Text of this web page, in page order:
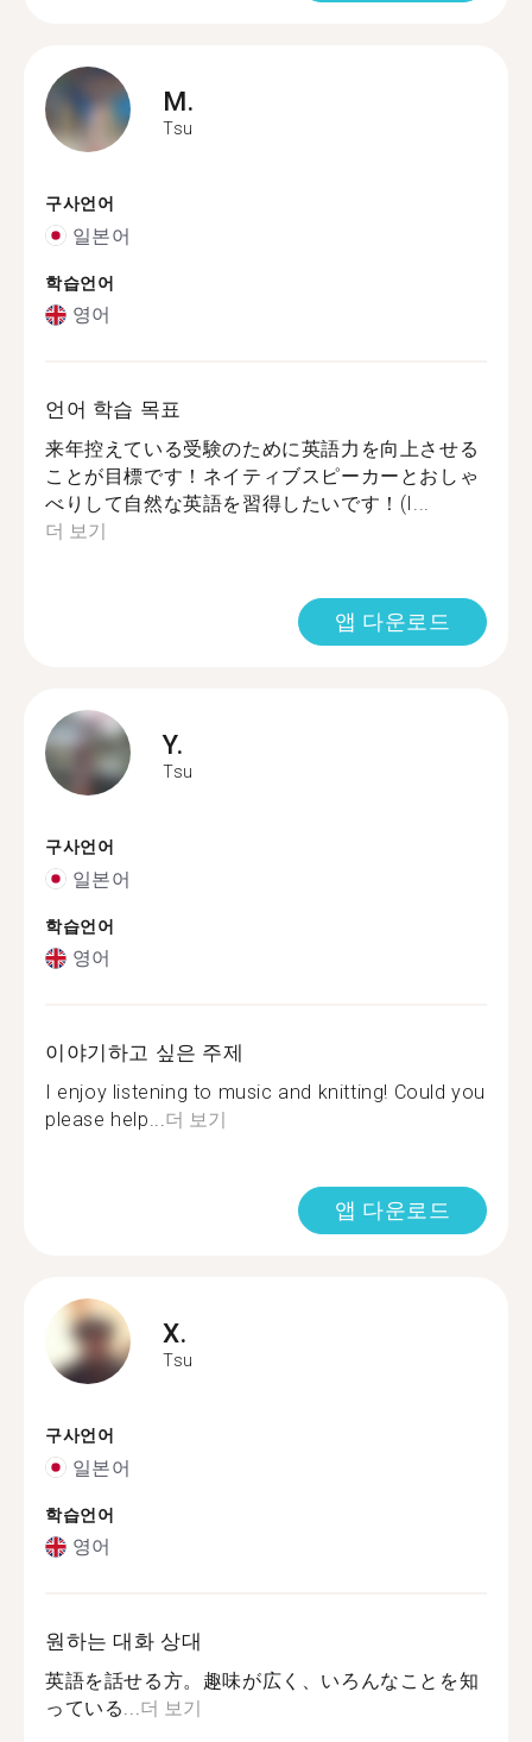
M.
Tsu
구사언어
일본어
학습언어
영어
언어 학습 목표
来年控えている受験のために英語力を向上させる
ことが目標です！ネイティブスピーカーとおしゃ
べりして自然な英語を習得したいです！(I...
더 보기
앱 다운로드
Y.
Tsu
구사언어
일본어
학습언어
영어
이야기하고 싶은 주제
I enjoy listening to music and knitting! Could you
please help...더 보기
앱 다운로드
X.
Tsu
구사언어
일본어
학습언어
영어
원하는 대화 상대
英語を話せる方。趣味が広く、いろんなことを知
っている...더 보기